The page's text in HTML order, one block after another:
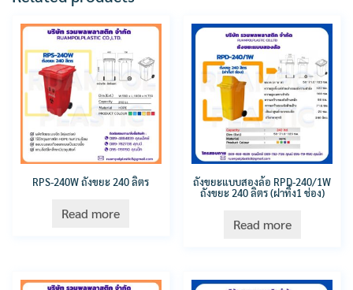
RPS-240W ถังขยะ 240 ลิตร
Read more
ถังขยะแบบสองล้อ RPD-240/1W
ถังขยะ 240 ลิตร (ฝาทิ้ง1 ช่อง)
Read more